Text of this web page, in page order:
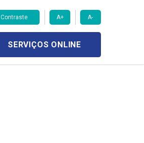
Contraste A+ A-
SERVIÇOS ONLINE